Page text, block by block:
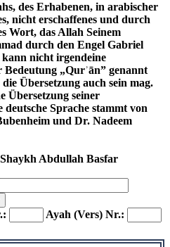
des Erhabenen, in arabischer
nicht erschaffenes und durch
Wort, das Allah Seinem
durch den Engel Gabriel
nicht irgendeine
Bedeutung „Qurʾān” genannt
Übersetzung auch sein mag.
Übersetzung seiner
deutsche Sprache stammt von
und Dr. Nadeem
Abdullah Basfar
Ayah (Vers) Nr.: